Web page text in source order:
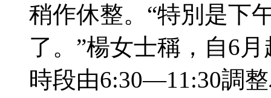
稍作休整。“特別是下
了。”楊女士稱，自6
時段由6:30—11:30調